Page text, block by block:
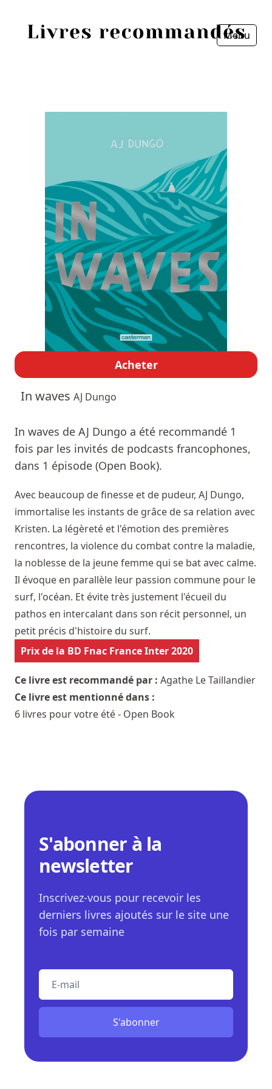
Menu
Acheter
In waves AJ Dungo
In waves de AJ Dungo a été recommandé 1
fois par les invités de podcasts francophones,
dans 1 épisode (Open Book).
Avec beaucoup de finesse et de pudeur, AJ Dungo,
immortalise les instants de grâce de sa relation avec
Kristen. La légèreté et l'émotion des premières
rencontres, la violence du combat contre la maladie,
la noblesse de la jeune femme qui se bat avec calme.
Il évoque en parallèle leur passion commune pour le
surf, l'océan. Et évite très justement l'écueil du
pathos en intercalant dans son récit personnel, un
petit précis d'histoire du surf.
Prix de la BD Fnac France Inter 2020
Ce livre est recommandé par : Agathe Le Taillandier
Ce livre est mentionné dans :
6 livres pour votre été - Open Book
S'abonner à la
newsletter
Inscrivez-vous pour recevoir les
derniers livres ajoutés sur le site une
fois par semaine
S'abonner
Livres
Livres les plus recommandés
Prix littéraires
Fermer